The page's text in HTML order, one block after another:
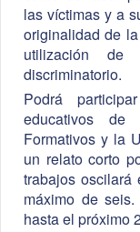
las víctimas y a
originalidad de
utilización
discriminatorio.
Podrá
educativos de
Formativos y la
un relato corto
trabajos
máximo de
hasta el próximo